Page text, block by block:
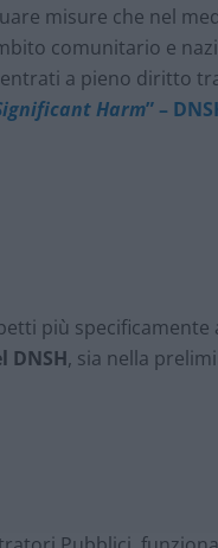
misure che nel
comunitario e
a pieno diritto
Harm” –
più
DNSH, sia nella